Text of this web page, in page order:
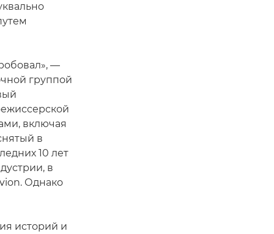
—
группой
включая
в
10 лет
в
Однако
историй и